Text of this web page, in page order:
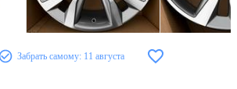
Забрать самому: 11 августа